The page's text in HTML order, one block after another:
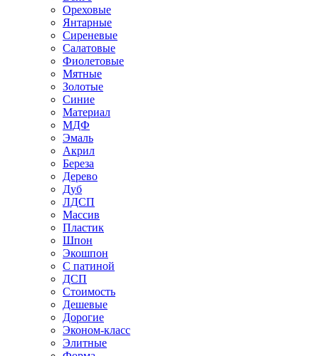
Ореховые
Янтарные
Сиреневые
Салатовые
Фиолетовые
Мятные
Золотые
Синие
Материал
МДФ
Эмаль
Акрил
Береза
Дерево
Дуб
ЛДСП
Массив
Пластик
Шпон
Экошпон
С патиной
ДСП
Стоимость
Дешевые
Дорогие
Эконом-класс
Элитные